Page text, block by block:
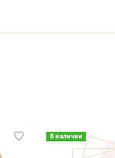
В наличии